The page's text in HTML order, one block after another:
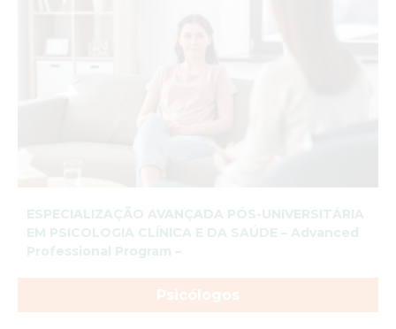
ESPECIALIZAÇÃO AVANÇADA PÓS-UNIVERSITÁRIA
EM PSICOLOGIA CLÍNICA E DA SAÚDE – Advanced
Professional Program –
Psicólogos